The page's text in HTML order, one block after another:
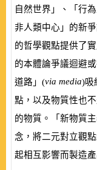
自然世界」、「行
非人類中心」的新
的哲學觀點提供了
的本體論爭議迴避
道路」(via media)吸
點，以及物質性也
的物質。「新物質
念，將二元對立觀
起相互影響而製造產